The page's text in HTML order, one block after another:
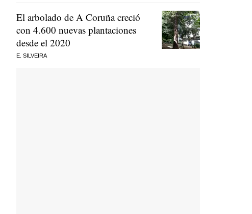
El arbolado de A Coruña creció
con 4.600 nuevas plantaciones
desde el 2020
E. SILVEIRA